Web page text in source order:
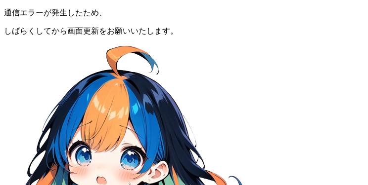
通信エラーが発生したため、
しばらくしてから画面更新をお願いいたします。